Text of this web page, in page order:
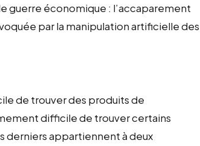
guerre économique : l’accaparement
par la manipulation artificielle des
de trouver des produits de
difficile de trouver certains
derniers appartiennent à deux